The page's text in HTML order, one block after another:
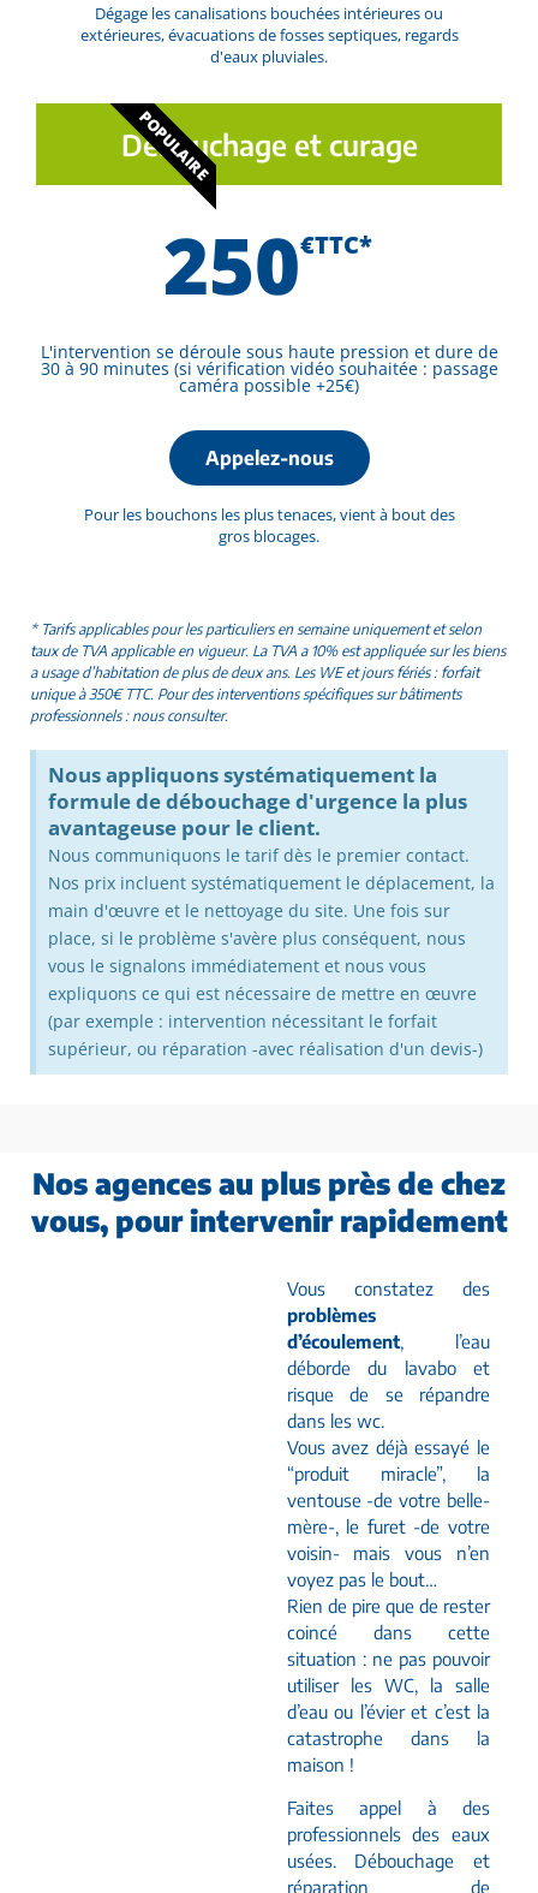
Dégage les canalisations bouchées intérieures ou
extérieures, évacuations de fosses septiques, regards
d'eaux pluviales.
POPULAIRE
Débouchage et curage
250€TTC*
L'intervention se déroule sous haute pression et dure de
30 à 90 minutes (si vérification vidéo souhaitée : passage
caméra possible +25€)
Appelez-nous
Pour les bouchons les plus tenaces, vient à bout des
gros blocages.
* Tarifs applicables pour les particuliers en semaine uniquement et selon
taux de TVA applicable en vigueur. La TVA a 10% est appliquée sur les biens
a usage d’habitation de plus de deux ans. Les WE et jours fériés : forfait
unique à 350€ TTC. Pour des interventions spécifiques sur bâtiments
professionnels : nous consulter.
Nous appliquons systématiquement la
formule de débouchage d'urgence la plus
avantageuse pour le client.
Nous communiquons le tarif dès le premier contact.
Nos prix incluent systématiquement le déplacement, la
main d'œuvre et le nettoyage du site. Une fois sur
place, si le problème s'avère plus conséquent, nous
vous le signalons immédiatement et nous vous
expliquons ce qui est nécessaire de mettre en œuvre
(par exemple : intervention nécessitant le forfait
supérieur, ou réparation -avec réalisation d'un devis-)
Nos agences au plus près de chez
vous, pour intervenir rapidement
Vous constatez des
problèmes
d’écoulement, l’eau
déborde du lavabo et
risque de se répandre
dans les wc.
Vous avez déjà essayé le
“produit miracle”, la
ventouse -de votre belle-
mère-, le furet -de votre
voisin- mais vous n’en
voyez pas le bout…
Rien de pire que de rester
coincé dans cette
situation : ne pas pouvoir
utiliser les WC, la salle
d’eau ou l’évier et c’est la
catastrophe dans la
maison !
Faites appel à des
professionnels des eaux
usées. Débouchage et
réparation de